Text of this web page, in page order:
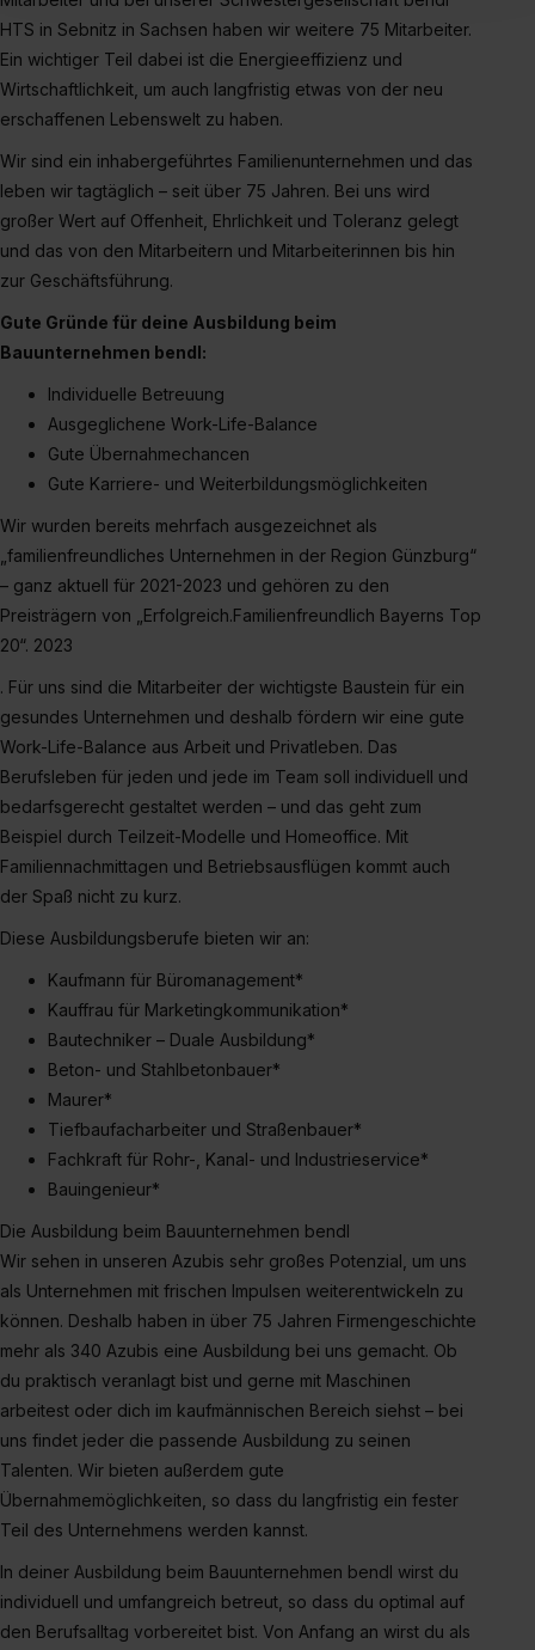
Inhalte (z.B. Videos oder Posts) angezeigt und hierfür
erforderliche personenbezogene Daten an Social Media
Dienste, ggfs. mit Sitz in den USA, übermittelt werden.
Eine Erlaubnis hierfür kannst du auch später noch im
bestimmte Verwendungszwecke zulassen, triff deine
Auswahl über die Checkboxen und klick auf „Auswahl
erlauben“. Die Einwilligung zur Platzierung von Cookies
der Kategorien „Präferenzen“, „Statistiken“ und „Social
Media und Marketing“ umfasst hierbei die Einwilligung
zur Übermittlung deiner Daten in die USA (Art. 49 Abs. 1
II). Du kannst die von dir erteilte Einwilligung jederzeit mit
Wirkung für die Zukunft ganz oder teilweise über unsere
Datenschutzerklärung unter dem Punkt „Datenschutz-
Einstellungen“ widerrufen. Weitere Informationen zu den
zeigen“. Weitere Informationen:
HTS in Sebnitz in Sachsen haben wir weitere 75 Mitarbeiter.
Ein wichtiger Teil dabei ist die Energieeffizienz und
Wirtschaftlichkeit, um auch langfristig etwas von der neu
erschaffenen Lebenswelt zu haben.
Wir sind ein inhabergeführtes Familienunternehmen und das
leben wir tagtäglich – seit über 75 Jahren. Bei uns wird
großer Wert auf Offenheit, Ehrlichkeit und Toleranz gelegt
und das von den Mitarbeitern und Mitarbeiterinnen bis hin
zur Geschäftsführung.
Gute Gründe für deine Ausbildung beim
Bauunternehmen bendl:
Individuelle Betreuung
Ausgeglichene Work-Life-Balance
Gute Übernahmechancen
Gute Karriere- und Weiterbildungsmöglichkeiten
Wir wurden bereits mehrfach ausgezeichnet als
„familienfreundliches Unternehmen in der Region Günzburg“
– ganz aktuell für 2021-2023 und gehören zu den
Preisträgern von „Erfolgreich.Familienfreundlich Bayerns Top
20“. 2023
. Für uns sind die Mitarbeiter der wichtigste Baustein für ein
gesundes Unternehmen und deshalb fördern wir eine gute
Work-Life-Balance aus Arbeit und Privatleben. Das
Berufsleben für jeden und jede im Team soll individuell und
bedarfsgerecht gestaltet werden – und das geht zum
Beispiel durch Teilzeit-Modelle und Homeoffice. Mit
Familiennachmittagen und Betriebsausflügen kommt auch
der Spaß nicht zu kurz.
Diese Ausbildungsberufe bieten wir an:
Kaufmann für Büromanagement*
Kauffrau für Marketingkommunikation*
Bautechniker – Duale Ausbildung*
Beton- und Stahlbetonbauer*
Maurer*
Tiefbaufacharbeiter und Straßenbauer*
Fachkraft für Rohr-, Kanal- und Industrieservice*
Bauingenieur*
Die Ausbildung beim Bauunternehmen bendl
Wir sehen in unseren Azubis sehr großes Potenzial, um uns
als Unternehmen mit frischen Impulsen weiterentwickeln zu
können. Deshalb haben in über 75 Jahren Firmengeschichte
mehr als 340 Azubis eine Ausbildung bei uns gemacht. Ob
du praktisch veranlagt bist und gerne mit Maschinen
arbeitest oder dich im kaufmännischen Bereich siehst – bei
uns findet jeder die passende Ausbildung zu seinen
Talenten. Wir bieten außerdem gute
Übernahmemöglichkeiten, so dass du langfristig ein fester
Teil des Unternehmens werden kannst.
In deiner Ausbildung beim Bauunternehmen bendl wirst du
individuell und umfangreich betreut, so dass du optimal auf
den Berufsalltag vorbereitet bist. Von Anfang an wirst du als